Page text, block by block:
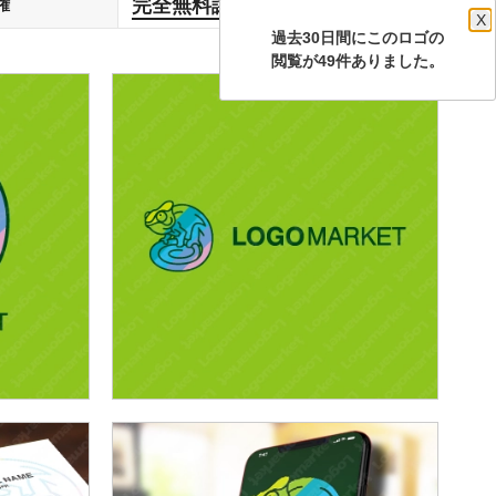
過去30日間にこのロゴの
X
閲覧が49件ありました。